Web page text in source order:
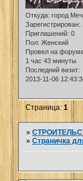
Откуда: город
Зарегистрирован:
Приглашений: 0
Пол: Женский
Провел на
1 час 43 минуты
Последний визит:
2013-11-06
Страница:1
»
»Страничка